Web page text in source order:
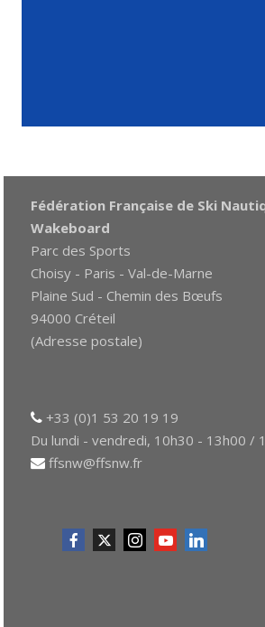
Fédération Française de Ski
Wakeboard
Parc des Sports
Choisy - Paris - Val-de-Marne
Plaine Sud - Chemin des Bœufs
94000 Créteil
(Adresse postale)
+33 (0)1 53 20 19 19
Du lundi - vendredi, 10h30 - 13h00 /
ffsnw@ffsnw.fr